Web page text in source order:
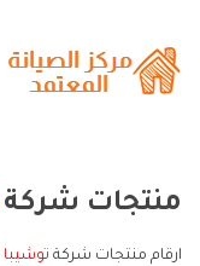
منتجات شركة
ارقام منتجات شركة توشيبا